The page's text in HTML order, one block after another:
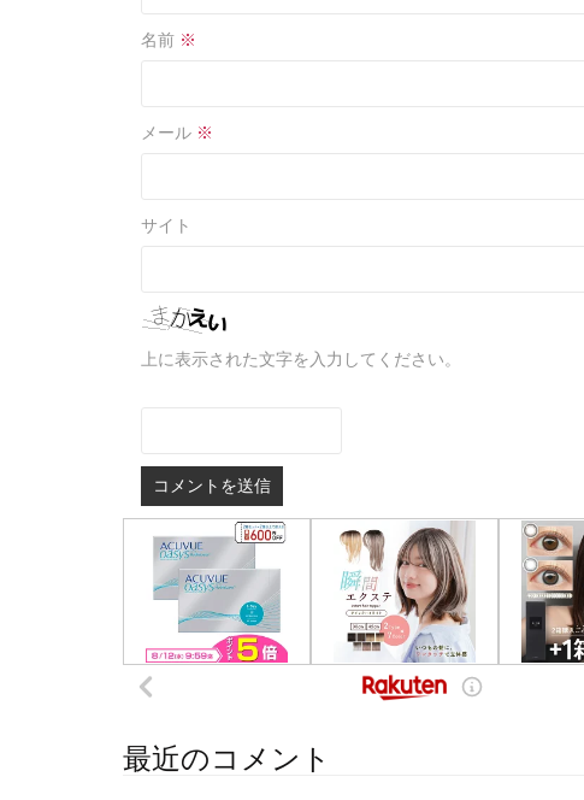
名前 ※
メール ※
サイト
上に表示された文字を入力してください。
最近のコメント